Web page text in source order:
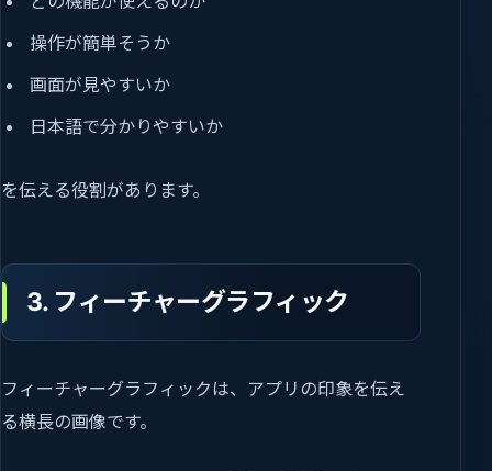
操作が簡単そうか
画面が見やすいか
日本語で分かりやすいか
を伝える役割があります。
3. フィーチャーグラフィック
フィーチャーグラフィックは、アプリの印象を伝え
る横長の画像です。